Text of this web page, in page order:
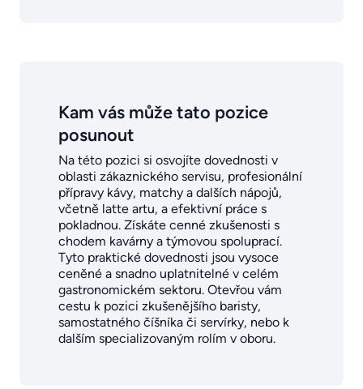
Kam vás může tato pozice
posunout
Na této pozici si osvojíte dovednosti v
oblasti zákaznického servisu, profesionální
přípravy kávy, matchy a dalších nápojů,
včetně latte artu, a efektivní práce s
pokladnou. Získáte cenné zkušenosti s
chodem kavárny a týmovou spoluprací.
Tyto praktické dovednosti jsou vysoce
ceněné a snadno uplatnitelné v celém
gastronomickém sektoru. Otevřou vám
cestu k pozici zkušenějšího baristy,
samostatného číšníka či servírky, nebo k
dalším specializovaným rolím v oboru.